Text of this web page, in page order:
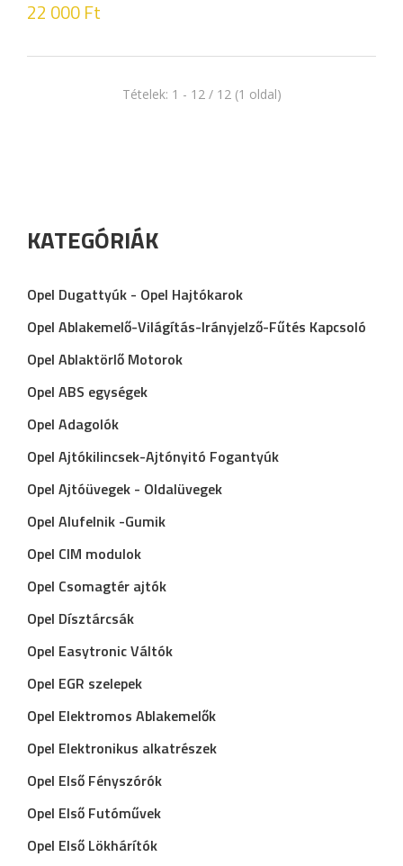
22 000Ft
Tételek: 1 - 12 / 12 (1 oldal)
KATEGÓRIÁK
Opel Dugattyúk - Opel Hajtókarok
Opel Ablakemelő-Világítás-Irányjelző-Fűtés Kapcsoló
Opel Ablaktörlő Motorok
Opel ABS egységek
Opel Adagolók
Opel Ajtókilincsek-Ajtónyitó Fogantyúk
Opel Ajtóüvegek - Oldalüvegek
Opel Alufelnik -Gumik
Opel CIM modulok
Opel Csomagtér ajtók
Opel Dísztárcsák
Opel Easytronic Váltók
Opel EGR szelepek
Opel Elektromos Ablakemelők
Opel Elektronikus alkatrészek
Opel Első Fényszórók
Opel Első Futóművek
Opel Első Lökhárítók